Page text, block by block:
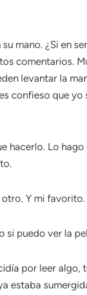
mano. ¿Si en
comentarios.
levantar la
confieso que yo
hacerlo. Lo hago
Y mi favorito.
si puedo ver la
por leer algo,
estaba